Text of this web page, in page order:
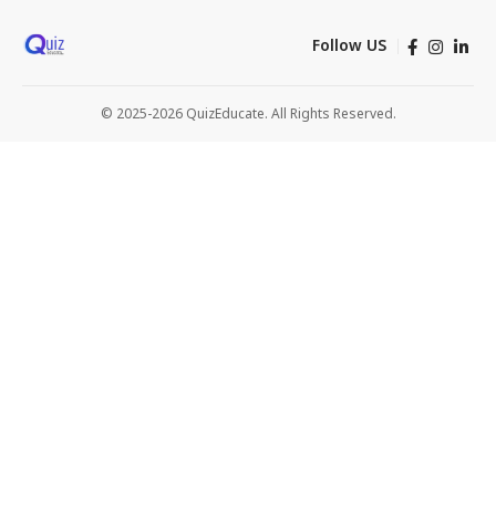
Follow US
© 2025-2026 QuizEducate. All Rights Reserved.